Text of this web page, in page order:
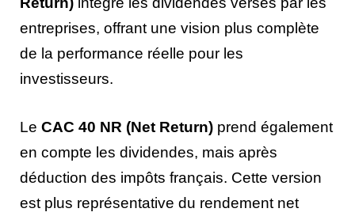
entreprises, offrant une vision plus complète
de la performance réelle pour les
investisseurs.
Le CAC 40 NR (Net Return) prend également
en compte les dividendes, mais après
déduction des impôts français. Cette version
est plus représentative du rendement net